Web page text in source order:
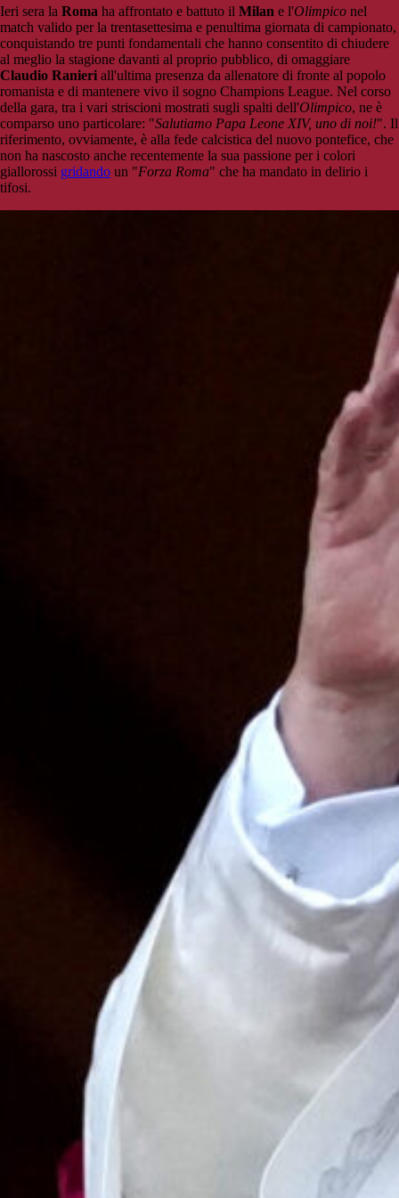
Ieri sera la Roma ha affrontato e battuto il Milan e l'Olimpico nel
match valido per la trentasettesima e penultima giornata di campionato,
conquistando tre punti fondamentali che hanno consentito di chiudere
al meglio la stagione davanti al proprio pubblico, di omaggiare
Claudio Ranieri all'ultima presenza da allenatore di fronte al popolo
romanista e di mantenere vivo il sogno Champions League. Nel corso
della gara, tra i vari striscioni mostrati sugli spalti dell'Olimpico, ne è
comparso uno particolare: "Salutiamo Papa Leone XIV, uno di noi!". Il
riferimento, ovviamente, è alla fede calcistica del nuovo pontefice, che
non ha nascosto anche recentemente la sua passione per i colori
giallorossi gridando un "Forza Roma" che ha mandato in delirio i
tifosi.